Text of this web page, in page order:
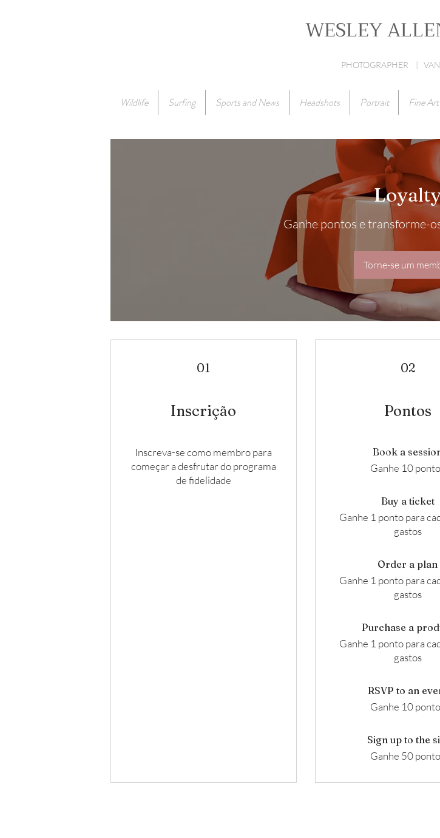
WESLEY
PHOTOGRAPHER |
Wildlife Surfing Sports and News Headshots Portrait Fine Art
Ganhe pontos e transforme-
Torne-se um
01
Inscrição
Inscreva-se como membro para
começar a desfrutar do programa
de fidelidade
02
Pontos
Book a
Ganhe 10
Buy a ticket
Ganhe 1 ponto para
gastos
Order a plan
Ganhe 1 ponto para
gastos
Purchase a
Ganhe 1 ponto para
gastos
RSVP to an
Ganhe 10
Sign up to the
Ganhe 50